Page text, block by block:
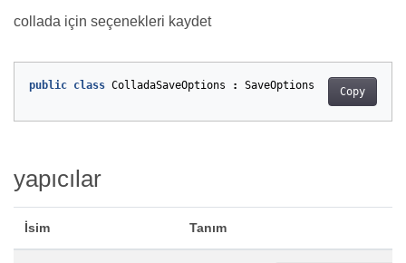
collada için seçenekleri kaydet
Copy
public class ColladaSaveOptions : SaveOptions
yapıcılar
İsim Tanım